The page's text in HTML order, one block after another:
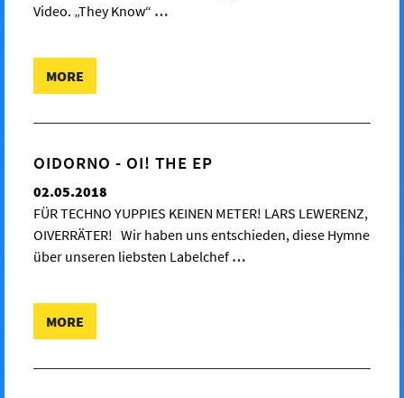
Video. „They Know“ …
MORE
OIDORNO - OI! THE EP
02.05.2018
FÜR TECHNO YUPPIES KEINEN METER! LARS LEWERENZ,
OIVERRÄTER! Wir haben uns entschieden, diese Hymne
über unseren liebsten Labelchef …
MORE